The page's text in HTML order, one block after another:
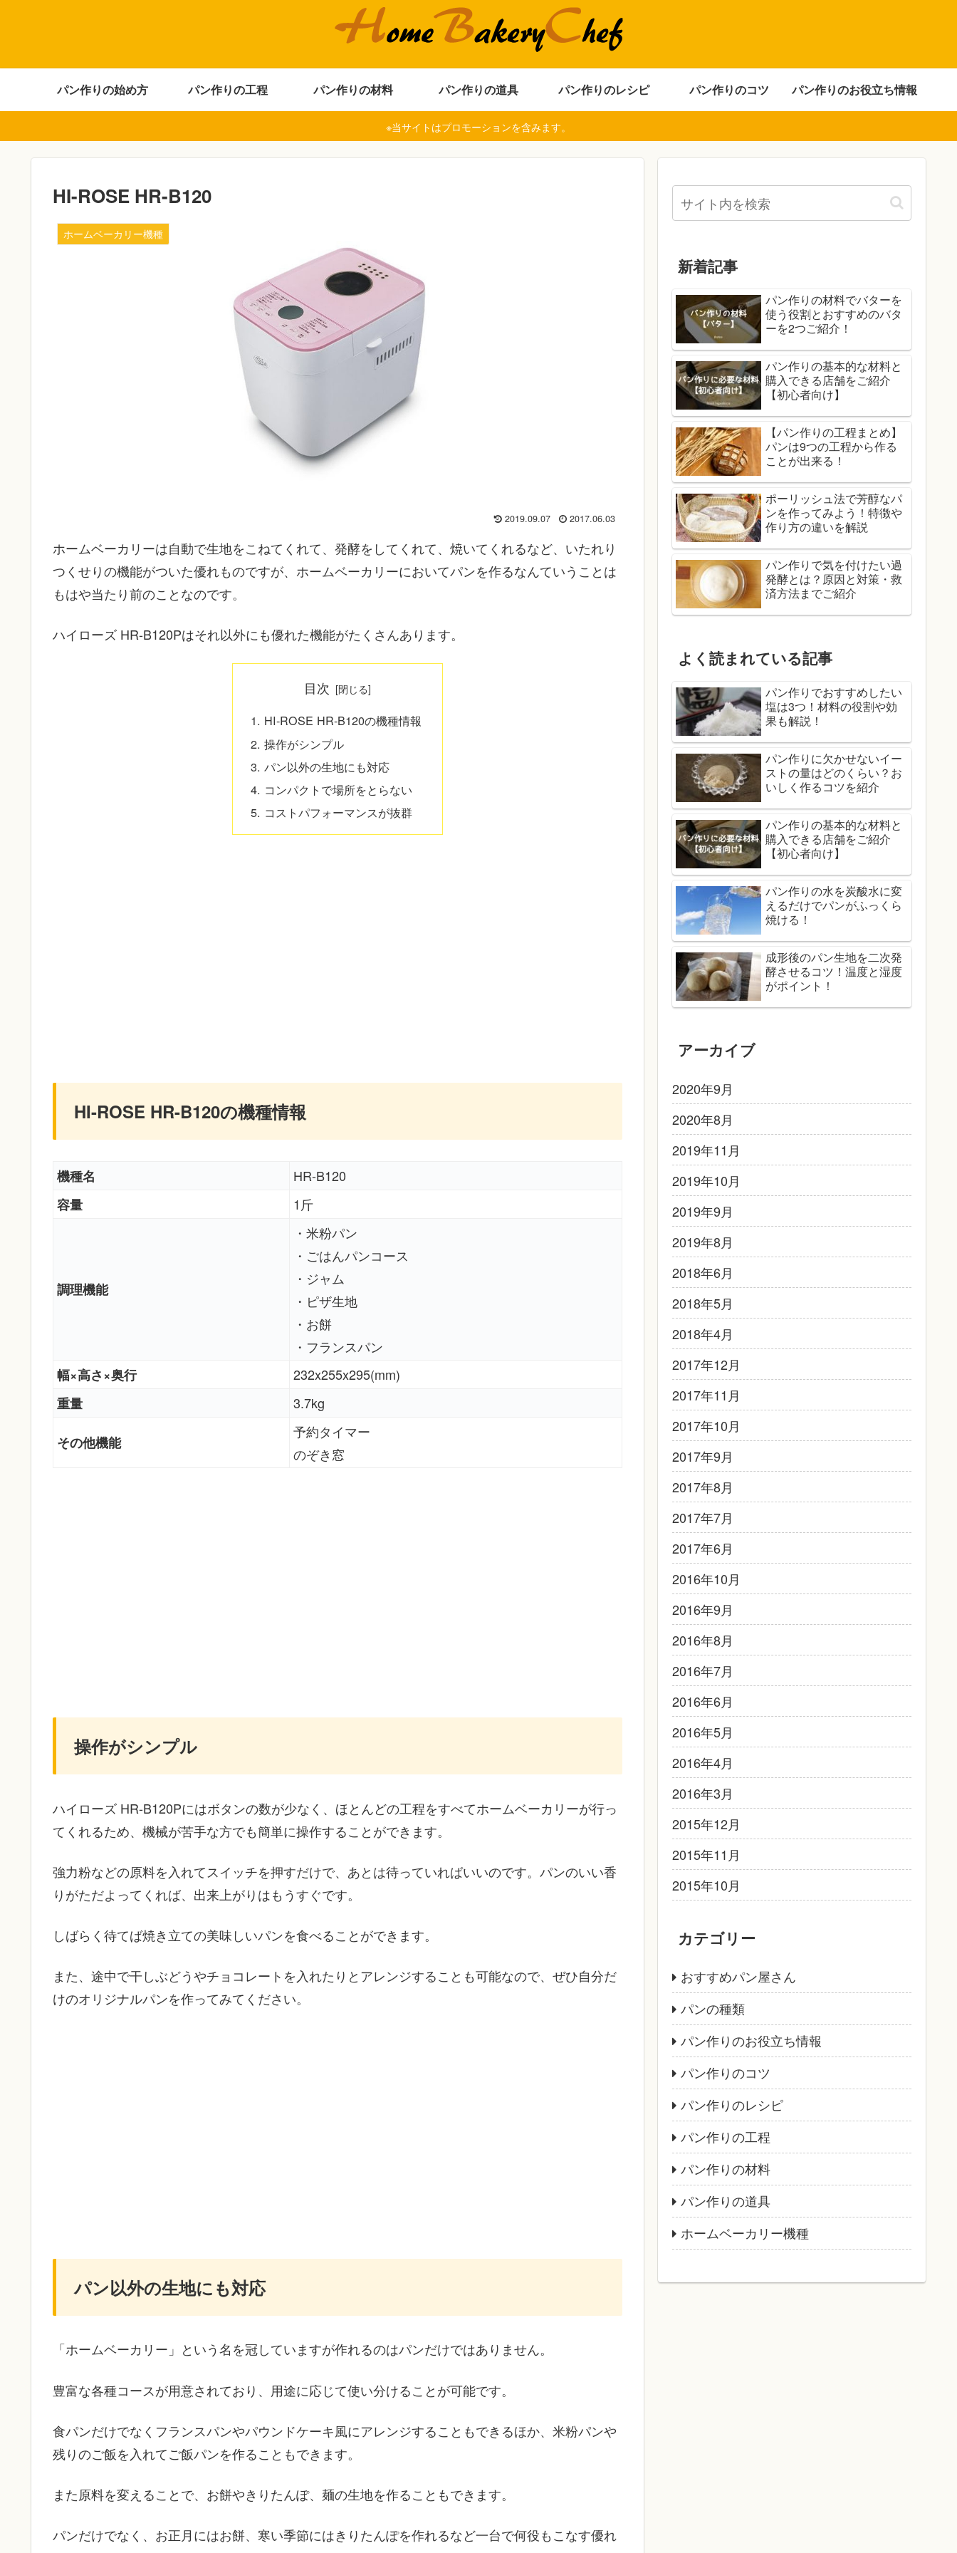
パン作りの始め方 パン作りの工程 パン作りの材料 パン作りの道具 パン作りのレシピ パン作りのコツ パン作りのお役立ち情報
※当サイトはプロモーションを含みます。
HI-ROSE HR-B120
ホームベーカリー機種
2019.09.07 2017.06.03
ホームベーカリーは自動で生地をこねてくれて、発酵をしてくれて、焼いてくれるなど、いたれり
つくせりの機能がついた優れものですが、ホームベーカリーにおいてパンを作るなんていうことは
もはや当たり前のことなのです。
ハイローズ HR-B120Pはそれ以外にも優れた機能がたくさんあります。
目次
HI-ROSE HR-B120の機種情報
操作がシンプル
パン以外の生地にも対応
コンパクトで場所をとらない
コストパフォーマンスが抜群
HI-ROSE HR-B120の機種情報
機種名
HR-B120
容量
1斤
調理機能
・米粉パン
・ごはんパンコース
・ジャム
・ピザ生地
・お餅
・フランスパン
幅×高さ×奥行
232x255x295(mm)
重量
3.7kg
その他機能
予約タイマー
のぞき窓
操作がシンプル
ハイローズ HR-B120Pにはボタンの数が少なく、ほとんどの工程をすべてホームベーカリーが行っ
てくれるため、機械が苦手な方でも簡単に操作することができます。
強力粉などの原料を入れてスイッチを押すだけで、あとは待っていればいいのです。パンのいい香
りがただよってくれば、出来上がりはもうすぐです。
しばらく待てば焼き立ての美味しいパンを食べることができます。
また、途中で干しぶどうやチョコレートを入れたりとアレンジすることも可能なので、ぜひ自分だ
けのオリジナルパンを作ってみてください。
パン以外の生地にも対応
「ホームベーカリー」という名を冠していますが作れるのはパンだけではありません。
豊富な各種コースが用意されており、用途に応じて使い分けることが可能です。
食パンだけでなくフランスパンやパウンドケーキ風にアレンジすることもできるほか、米粉パンや
残りのご飯を入れてご飯パンを作ることもできます。
また原料を変えることで、お餅やきりたんぽ、麺の生地を作ることもできます。
パンだけでなく、お正月にはお餅、寒い季節にはきりたんぽを作れるなど一台で何役もこなす優れ
新着記事
パン作りの材料でバターを
使う役割とおすすめのバタ
ーを2つご紹介！
パン作りの基本的な材料と
購入できる店舗をご紹介
【初心者向け】
【パン作りの工程まとめ】
パンは9つの工程から作る
ことが出来る！
ポーリッシュ法で芳醇なパ
ンを作ってみよう！特徴や
作り方の違いを解説
パン作りで気を付けたい過
発酵とは？原因と対策・救
済方法までご紹介
よく読まれている記事
パン作りでおすすめしたい
塩は3つ！材料の役割や効
果も解説！
パン作りに欠かせないイー
ストの量はどのくらい？お
いしく作るコツを紹介
パン作りの基本的な材料と
購入できる店舗をご紹介
【初心者向け】
パン作りの水を炭酸水に変
えるだけでパンがふっくら
焼ける！
成形後のパン生地を二次発
酵させるコツ！温度と湿度
がポイント！
アーカイブ
2020年9月
2020年8月
2019年11月
2019年10月
2019年9月
2019年8月
2018年6月
2018年5月
2018年4月
2017年12月
2017年11月
2017年10月
2017年9月
2017年8月
2017年7月
2017年6月
2016年10月
2016年9月
2016年8月
2016年7月
2016年6月
2016年5月
2016年4月
2016年3月
2015年12月
2015年11月
2015年10月
カテゴリー
おすすめパン屋さん
パンの種類
パン作りのお役立ち情報
パン作りのコツ
パン作りのレシピ
パン作りの工程
パン作りの材料
パン作りの道具
ホームベーカリー機種